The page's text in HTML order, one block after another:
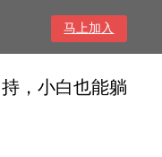
马上加入
，小白也能躺